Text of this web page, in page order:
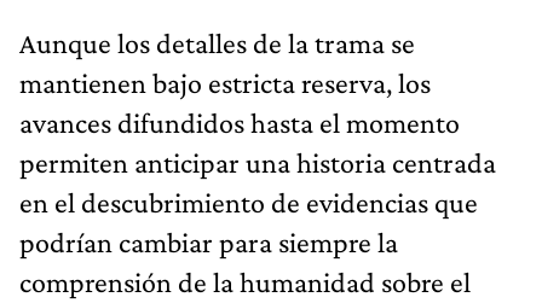
Aunque los detalles de la trama se
mantienen bajo estricta reserva, los
avances difundidos hasta el momento
permiten anticipar una historia centrada
en el descubrimiento de evidencias que
podrían cambiar para siempre la
comprensión de la humanidad sobre el